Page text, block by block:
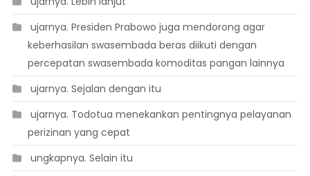
 ujarnya. Presiden Prabowo juga mendorong agar
keberhasilan swasembada beras diikuti dengan
percepatan swasembada komoditas pangan lainnya
 ujarnya. Sejalan dengan itu
 ujarnya. Todotua menekankan pentingnya pelayanan
perizinan yang cepat
 ungkapnya. Selain itu